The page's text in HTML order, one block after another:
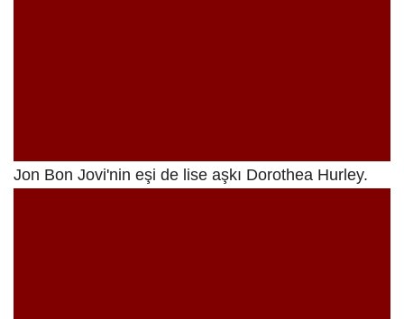
Jon Bon Jovi'nin eşi de lise aşkı Dorothea Hurley.